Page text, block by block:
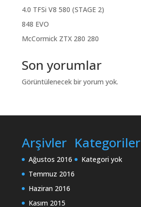
4.0 TFSi V8 580 (STAGE 2)
848 EVO
McCormick ZTX 280 280
Son yorumlar
Görüntülenecek bir yorum yok.
Arşivler
Ağustos 2016
Temmuz 2016
Haziran 2016
Kasım 2015
Kategoriler
Kategori yok